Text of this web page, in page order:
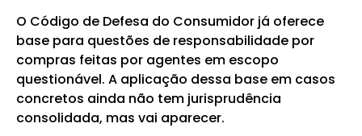
O Código de Defesa do Consumidor já oferece
base para questões de responsabilidade por
compras feitas por agentes em escopo
questionável. A aplicação dessa base em casos
concretos ainda não tem jurisprudência
consolidada, mas vai aparecer.